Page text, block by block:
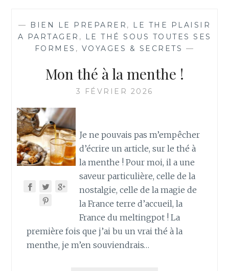
— BIEN LE PREPARER ,
LE THE PLAISIR
A PARTAGER ,
LE THÉ SOUS TOUTES SES
FORMES , VOYAGES & SECRETS —
Mon thé à la menthe !
3 FÉVRIER 2026
Je ne pouvais pas m’empêcher
d’écrire un article, sur le thé à
la menthe ! Pour moi, il a une
saveur particulière, celle de la
nostalgie, celle de la magie de
la France terre d’accueil, la
France du meltingpot ! La
première fois que j’ai bu un vrai thé à la
menthe, je m’en souviendrais…